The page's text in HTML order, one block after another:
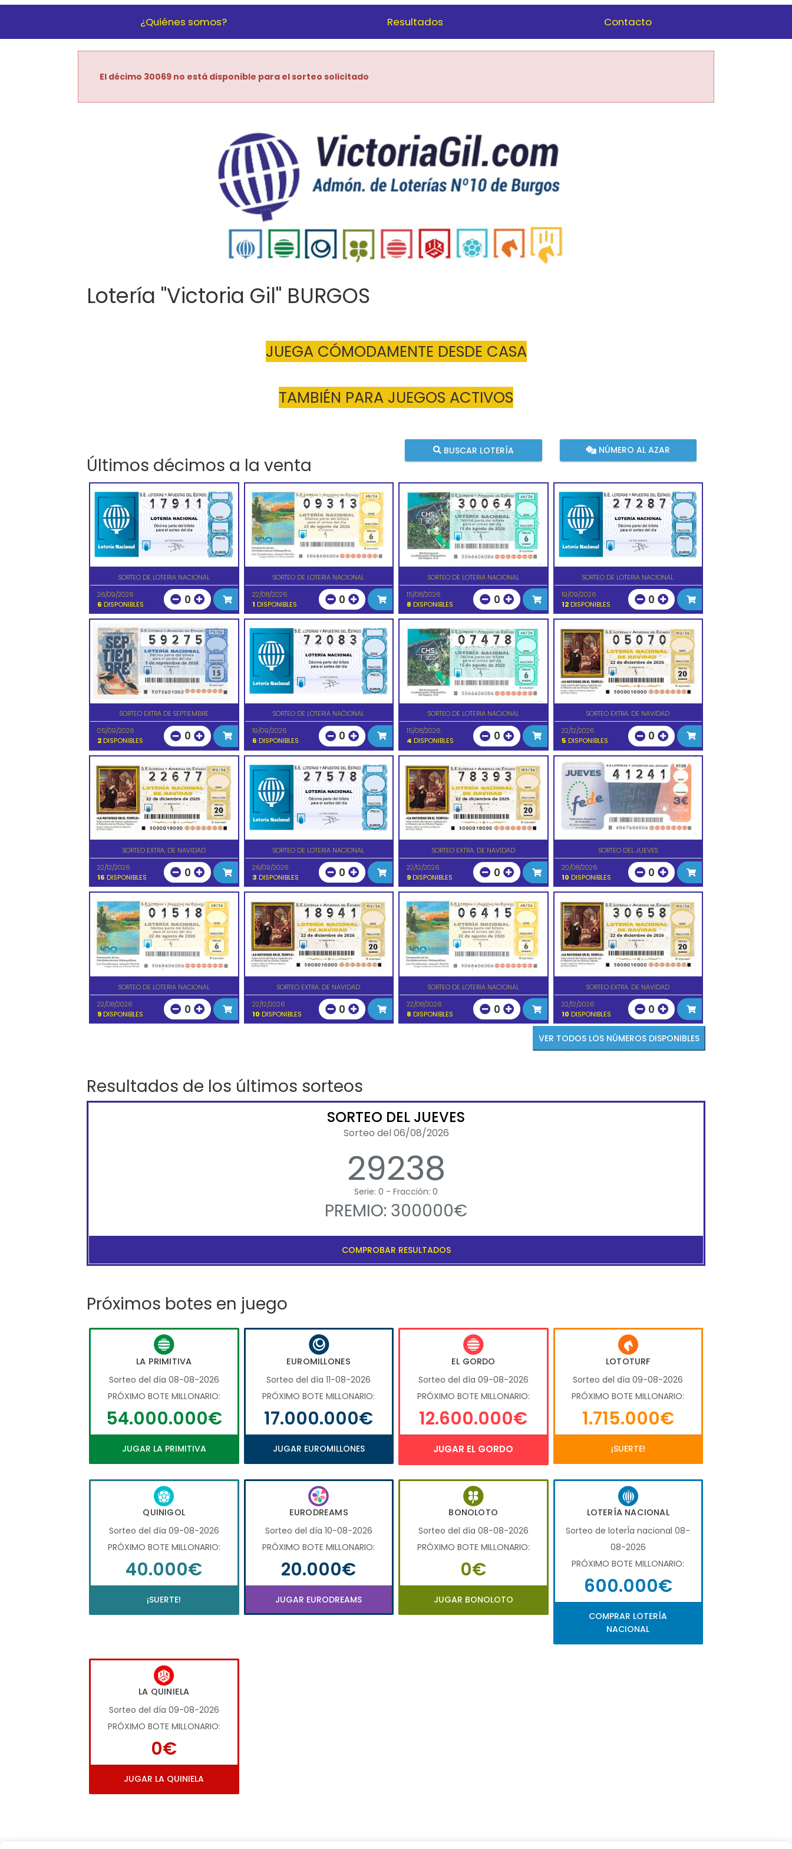
¿Quiénes somos? Resultados Contacto
El décimo 30069 no está disponible para el sorteo solicitado
Lotería "Victoria Gil" BURGOS
JUEGA CÓMODAMENTE DESDE CASA
TAMBIÉN PARA JUEGOS ACTIVOS
Últimos décimos a la venta
BUSCAR LOTERÍA NÚMERO AL AZAR
SORTEO DE LOTERIA NACIONAL
26/09/2026
6 DISPONIBLES 0
SORTEO DE LOTERIA NACIONAL
22/08/2026
1 DISPONIBLES 0
SORTEO DE LOTERIA NACIONAL
15/08/2026
8 DISPONIBLES 0
SORTEO DE LOTERIA NACIONAL
19/09/2026
12DISPONIBLES 0
SORTEO EXTRA DE SEPTIEMBRE
05/09/2026
2 DISPONIBLES 0
SORTEO DE LOTERIA NACIONAL
19/09/2026
6 DISPONIBLES 0
SORTEO DE LOTERIA NACIONAL
15/08/2026
4 DISPONIBLES 0
SORTEO EXTRA. DE NAVIDAD
22/12/2026
5 DISPONIBLES 0
SORTEO EXTRA. DE NAVIDAD
22/12/2026
16 DISPONIBLES 0
SORTEO DE LOTERIA NACIONAL
26/09/2026
3 DISPONIBLES 0
SORTEO EXTRA. DE NAVIDAD
22/12/2026
9 DISPONIBLES 0
SORTEO DEL JUEVES
20/08/2026
10 DISPONIBLES 0
SORTEO DE LOTERIA NACIONAL
22/08/2026
9 DISPONIBLES 0
SORTEO EXTRA. DE NAVIDAD
22/12/2026
10 DISPONIBLES 0
SORTEO DE LOTERIA NACIONAL
22/08/2026
8 DISPONIBLES 0
SORTEO EXTRA. DE NAVIDAD
22/12/2026
10 DISPONIBLES 0
VER TODOS LOS NÚMEROS DISPONIBLES
Resultados de los últimos sorteos
SORTEO DEL JUEVES
Sorteo del 06/08/2026
29238
Serie: 0 - Fracción: 0
PREMIO: 300000€
COMPROBAR RESULTADOS
Próximos botes en juego
LA PRIMITIVA
Sorteo del día 08-08-2026
PRÓXIMO BOTE MILLONARIO:
54.000.000€
JUGAR LA PRIMITIVA
EUROMILLONES
Sorteo del día 11-08-2026
PRÓXIMO BOTE MILLONARIO:
17.000.000€
JUGAR EUROMILLONES
EL GORDO
Sorteo del día 09-08-2026
PRÓXIMO BOTE MILLONARIO:
12.600.000€
JUGAR EL GORDO
LOTOTURF
Sorteo del día 09-08-2026
PRÓXIMO BOTE MILLONARIO:
1.715.000€
¡SUERTE!
QUINIGOL
Sorteo del día 09-08-2026
PRÓXIMO BOTE MILLONARIO:
40.000€
¡SUERTE!
EURODREAMS
Sorteo del día 10-08-2026
PRÓXIMO BOTE MILLONARIO:
20.000€
JUGAR EURODREAMS
BONOLOTO
Sorteo del día 08-08-2026
PRÓXIMO BOTE MILLONARIO:
0€
JUGAR BONOLOTO
LOTERÍA NACIONAL
Sorteo de loterÍa nacional 08-
08-2026
PRÓXIMO BOTE MILLONARIO:
600.000€
COMPRAR LOTERÍA
NACIONAL
LA QUINIELA
Sorteo del día 09-08-2026
PRÓXIMO BOTE MILLONARIO:
0€
JUGAR LA QUINIELA